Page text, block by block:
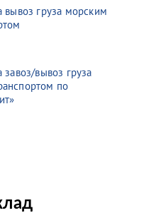
вывоз груза морским
вывоз груза
по